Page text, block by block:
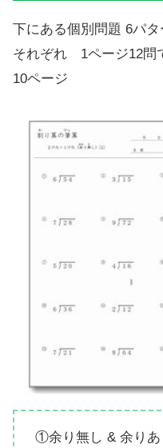
下にある個別問題 6パ
それぞれ 1ページ12問
10ページ
①余り無し & 余りあ